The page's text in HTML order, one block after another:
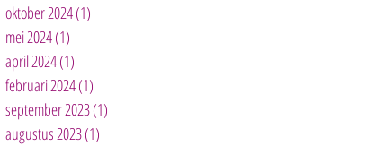
oktober 2024(1)
mei 2024(1)
april 2024(1)
februari 2024(1)
september 2023(1)
augustus 2023(1)